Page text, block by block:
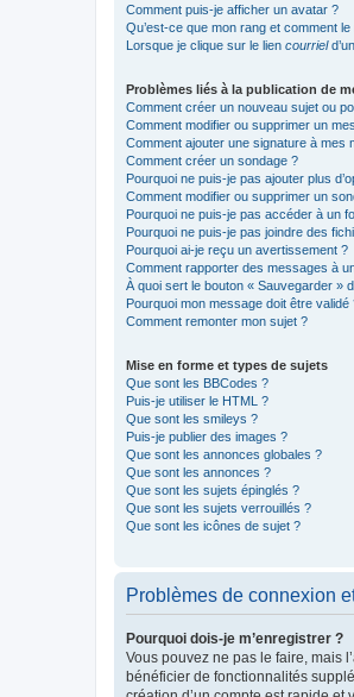
Comment puis-je afficher un avatar ?
Qu’est-ce que mon rang et comment le
Lorsque je clique sur le lien courriel
Problèmes liés à la publication de
Comment créer un nouveau sujet ou
Comment modifier ou supprimer un
Comment ajouter une signature à mes
Comment créer un sondage ?
Pourquoi ne puis-je pas ajouter plus
Comment modifier ou supprimer un
Pourquoi ne puis-je pas accéder à un
Pourquoi ne puis-je pas joindre des
Pourquoi ai-je reçu un avertissement ?
Comment rapporter des messages à
À quoi sert le bouton « Sauvegarder »
Pourquoi mon message doit être validé
Comment remonter mon sujet ?
Mise en forme et types de sujets
Que sont les BBCodes ?
Puis-je utiliser le HTML ?
Que sont les smileys ?
Puis-je publier des images ?
Que sont les annonces globales ?
Que sont les annonces ?
Que sont les sujets épinglés ?
Que sont les sujets verrouillés ?
Que sont les icônes de sujet ?
Problèmes de connexion
Pourquoi dois-je m’enregistrer ?
Vous pouvez ne pas le faire, mais
bénéficier de fonctionnalités